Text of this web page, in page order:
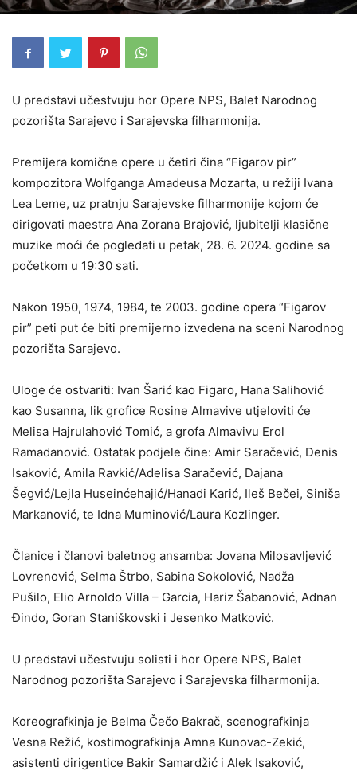
U predstavi učestvuju hor Opere NPS, Balet Narodnog
pozorišta Sarajevo i Sarajevska filharmonija.
Premijera komične opere u četiri čina “Figarov pir”
kompozitora Wolfganga Amadeusa Mozarta, u režiji Ivana
Lea Leme, uz pratnju Sarajevske filharmonije kojom će
dirigovati maestra Ana Zorana Brajović, ljubitelji klasične
muzike moći će pogledati u petak, 28. 6. 2024. godine sa
početkom u 19:30 sati.
Nakon 1950, 1974, 1984, te 2003. godine opera “Figarov
pir” peti put će biti premijerno izvedena na sceni Narodnog
pozorišta Sarajevo.
Uloge će ostvariti: Ivan Šarić kao Figaro, Hana Salihović
kao Susanna, lik grofice Rosine Almavive utjeloviti će
Melisa Hajrulahović Tomić, a grofa Almavivu Erol
Ramadanović. Ostatak podjele čine: Amir Saračević, Denis
Isaković, Amila Ravkić/Adelisa Saračević, Dajana
Šegvić/Lejla Huseinćehajić/Hanadi Karić, Ileš Bečei, Siniša
Markanović, te Idna Muminović/Laura Kozlinger.
Članice i članovi baletnog ansamba: Jovana Milosavljević
Lovrenović, Selma Štrbo, Sabina Sokolović, Nadža
Pušilo, Elio Arnoldo Villa – Garcia, Hariz Šabanović, Adnan
Đindo, Goran Staniškovski i Jesenko Matković.
U predstavi učestvuju solisti i hor Opere NPS, Balet
Narodnog pozorišta Sarajevo i Sarajevska filharmonija.
Koreografkinja je Belma Čečo Bakrač, scenografkinja
Vesna Režić, kostimografkinja Amna Kunovac-Zekić,
asistenti dirigentice Bakir Samardžić i Alek Isaković,